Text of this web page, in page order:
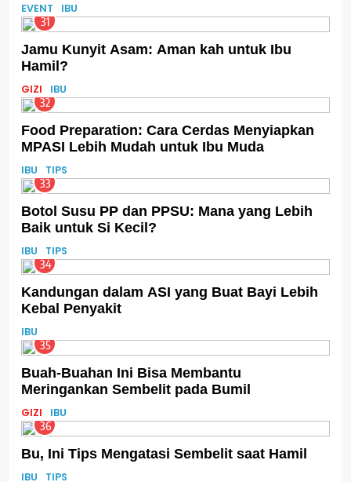
EVENT IBU
31
Jamu Kunyit Asam: Aman kah untuk Ibu
Hamil?
GIZI IBU
32
Food Preparation: Cara Cerdas Menyiapkan
MPASI Lebih Mudah untuk Ibu Muda
IBU TIPS
33
Botol Susu PP dan PPSU: Mana yang Lebih
Baik untuk Si Kecil?
IBU TIPS
34
Kandungan dalam ASI yang Buat Bayi Lebih
Kebal Penyakit
IBU
35
Buah-Buahan Ini Bisa Membantu
Meringankan Sembelit pada Bumil
GIZI IBU
36
Bu, Ini Tips Mengatasi Sembelit saat Hamil
IBU TIPS